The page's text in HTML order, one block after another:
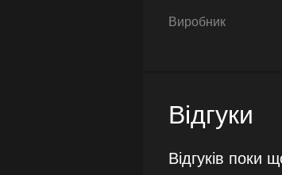
Виробник
Відгуки
Відгуків поки